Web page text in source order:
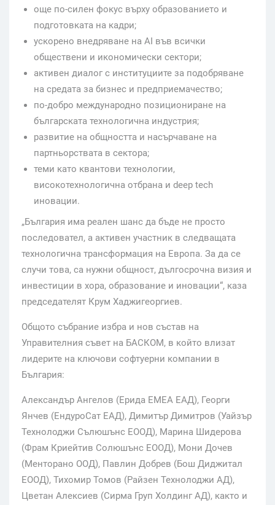
още по-силен фокус върху образованието и
подготовката на кадри;
ускорено внедряване на AI във всички
обществени и икономически сектори;
активен диалог с институциите за подобряване
на средата за бизнес и предприемачество;
по-добро международно позициониране на
българската технологична индустрия;
развитие на общността и насърчаване на
партньорствата в сектора;
теми като квантови технологии,
високотехнологична отбрана и deep tech
иновации.
„България има реален шанс да бъде не просто
последовател, а активен участник в следващата
технологична трансформация на Европа. За да се
случи това, са нужни общност, дългосрочна визия и
инвестиции в хора, образование и иновации“, каза
председателят Крум Хаджигеоргиев.
Общото събрание избра и нов състав на
Управителния съвет на БАСКОМ, в който влизат
лидерите на ключови софтуерни компании в
България:
Александър Ангелов (Ерида ЕМЕА ЕАД), Георги
Янчев (ЕндуроСат ЕАД), Димитър Димитров (Уайзър
Технолоджи Сълюшънс ЕООД), Марина Шидерова
(Фрам Криейтив Солюшънс ЕООД), Мони Дочев
(Менторано ООД), Павлин Добрев (Бош Диджитал
ЕООД), Тихомир Томов (Райзен Технолоджи АД),
Цветан Алексиев (Сирма Груп Холдинг АД), както и